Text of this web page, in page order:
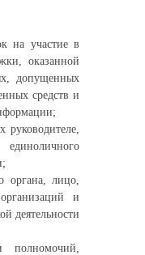
на участие в
оказанной
допущенных
средств и
руководителе,
органа, лицо,
и
деятельности
полномочий,